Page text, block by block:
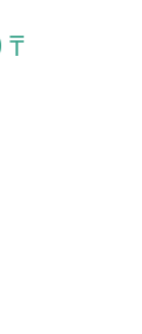
₸